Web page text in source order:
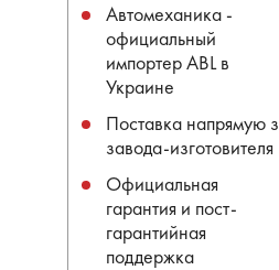
Автомеханика -
официальный
импортер ABL в
Украине
Поставка напрямую з
завода-изготовителя
Официальная
гарантия и пост-
гарантийная
поддержка